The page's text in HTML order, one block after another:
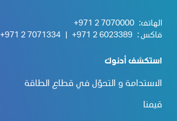
الهاتف: +971 2 7070000
فاكس : +971 2 6023389
+971 2 7071334
استكشف أدنوك
الاستدامة و التحوّل في قطاع الطاقة
قيمنا